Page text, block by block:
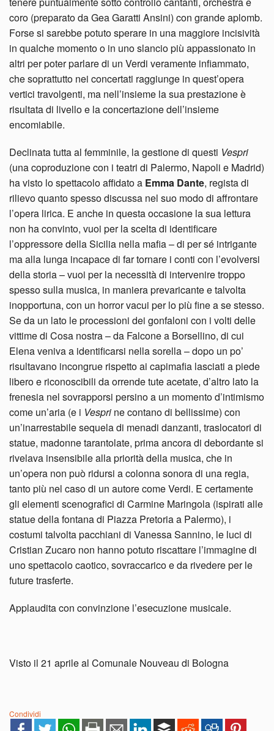
coro (preparato da Gea Garatti Ansini) con grande aplomb.
Forse si sarebbe potuto sperare in una maggiore incisività
in qualche momento o in uno slancio più appassionato in
altri per poter parlare di un Verdi veramente infiammato,
che soprattutto nei concertati raggiunge in quest’opera
vertici travolgenti, ma nell’insieme la sua prestazione è
risultata di livello e la concertazione dell’insieme
encomiabile.
Declinata tutta al femminile, la gestione di questi Vespri
(una coproduzione con i teatri di Palermo, Napoli e Madrid)
ha visto lo spettacolo affidato a Emma Dante, regista di
rilievo quanto spesso discussa nel suo modo di affrontare
l’opera lirica. E anche in questa occasione la sua lettura
non ha convinto, vuoi per la scelta di identificare
l’oppressore della Sicilia nella mafia – di per sé intrigante
ma alla lunga incapace di far tornare i conti con l’evolversi
della storia – vuoi per la necessità di intervenire troppo
spesso sulla musica, in maniera prevaricante e talvolta
inopportuna, con un horror vacui per lo più fine a se stesso.
Se da un lato le processioni dei gonfaloni con i volti delle
vittime di Cosa nostra – da Falcone a Borsellino, di cui
Elena veniva a identificarsi nella sorella – dopo un po’
risultavano incongrue rispetto ai capimafia lasciati a piede
libero e riconoscibili da orrende tute acetate, d’altro lato la
frenesia nel sovrapporsi persino a un momento d’intimismo
come un’aria (e i Vespri ne contano di bellissime) con
un’inarrestabile sequela di menadi danzanti, traslocatori di
statue, madonne tarantolate, prima ancora di debordante si
rivelava insensibile alla priorità della musica, che in
un’opera non può ridursi a colonna sonora di una regia,
tanto più nel caso di un autore come Verdi. E certamente
gli elementi scenografici di Carmine Maringola (ispirati alle
statue della fontana di Piazza Pretoria a Palermo), i
costumi talvolta pacchiani di Vanessa Sannino, le luci di
Cristian Zucaro non hanno potuto riscattare l’immagine di
uno spettacolo caotico, sovraccarico e da rivedere per le
future trasferte.
Applaudita con convinzione l’esecuzione musicale.
Visto il 21 aprile al Comunale Nouveau di Bologna
Condividi